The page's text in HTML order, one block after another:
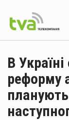
В
реформу